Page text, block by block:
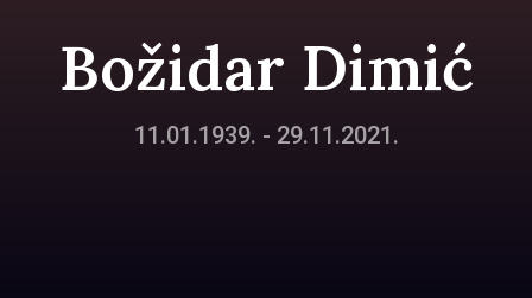
Božidar Dimić
11.01.1939. - 29.11.2021.